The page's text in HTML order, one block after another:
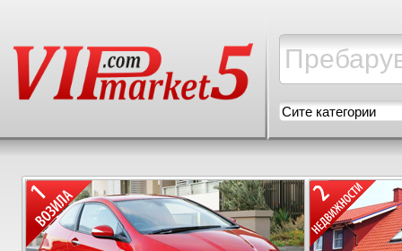
Сите категории